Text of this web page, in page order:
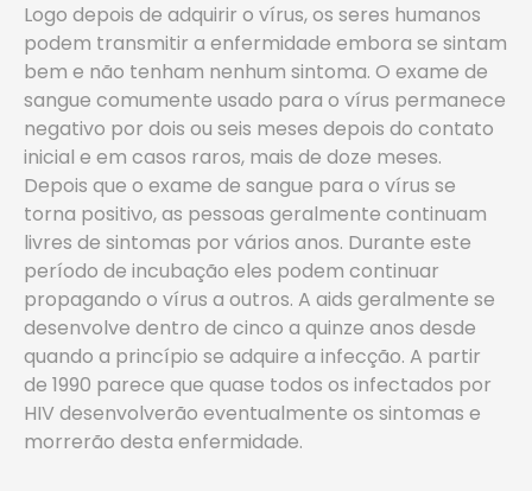
Logo depois de adquirir o vírus, os seres humanos
podem transmitir a enfermidade embora se sintam
bem e não tenham nenhum sintoma. O exame de
sangue comumente usado para o vírus permanece
negativo por dois ou seis meses depois do contato
inicial e em casos raros, mais de doze meses.
Depois que o exame de sangue para o vírus se
torna positivo, as pessoas geralmente continuam
livres de sintomas por vários anos. Durante este
período de incubação eles podem continuar
propagando o vírus a outros. A aids geralmente se
desenvolve dentro de cinco a quinze anos desde
quando a princípio se adquire a infecção. A partir
de 1990 parece que quase todos os infectados por
HIV desenvolverão eventualmente os sintomas e
morrerão desta enfermidade.